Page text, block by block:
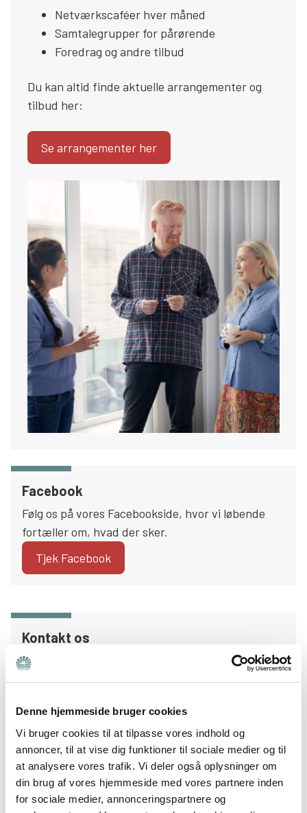
Denne hjemmeside bruger cookies
Vi bruger cookies til at tilpasse vores indhold og
annoncer, til at vise dig funktioner til sociale medier og til
at analysere vores trafik. Vi deler også oplysninger om
din brug af vores hjemmeside med vores partnere inden
for sociale medier, annonceringspartnere og
Netværkscaféer hver måned
Samtalegrupper for pårørende
Foredrag og andre tilbud
Du kan altid finde aktuelle arrangementer og
tilbud her:
Se arrangementer her
Facebook
Følg os på vores Facebookside, hvor vi løbende
fortæller om, hvad der sker.
Tjek Facebook
Kontakt os
Har du spørgsmål eller andet, så kontakt
forperson Emil Poulsen på
Bliv medlem